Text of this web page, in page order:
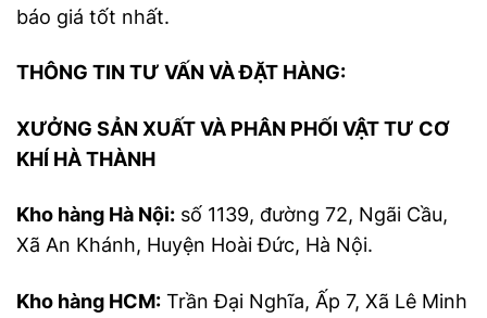
báo giá tốt nhất.
THÔNG TIN TƯ VẤN VÀ ĐẶT HÀNG:
XƯỞNG SẢN XUẤT VÀ PHÂN PHỐI VẬT TƯ CƠ
KHÍ HÀ THÀNH
Kho hàng Hà Nội: số 1139, đường 72, Ngãi Cầu,
Xã An Khánh, Huyện Hoài Đức, Hà Nội.
Kho hàng HCM: Trần Đại Nghĩa, Ấp 7, Xã Lê Minh